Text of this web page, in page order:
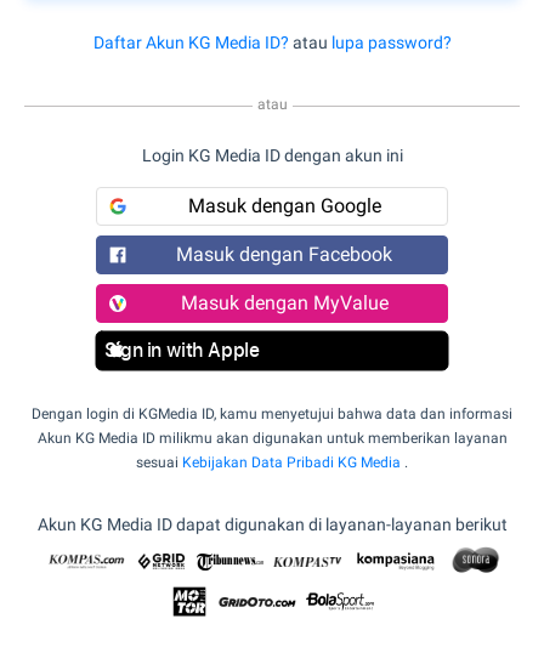
Daftar Akun KG Media ID? atau lupa password?
atau
Login KG Media ID dengan akun ini
Masuk dengan Google
Masuk dengan Facebook
Masuk dengan MyValue
Sign in with Apple
Dengan login di KGMedia ID, kamu menyetujui bahwa data dan informasi
Akun KG Media ID milikmu akan digunakan untuk memberikan layanan
sesuai Kebijakan Data Pribadi KG Media .
Akun KG Media ID dapat digunakan di layanan-layanan berikut